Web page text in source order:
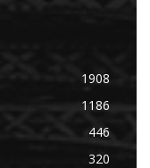
1908
1186
446
320